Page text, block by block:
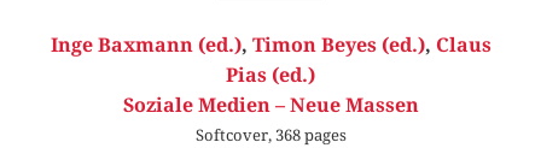
Inge Baxmann (ed.), Timon Beyes (ed.), Claus
Pias (ed.)
Soziale Medien – Neue Massen
Softcover, 368 pages